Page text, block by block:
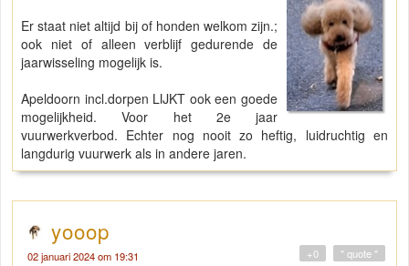
Er staat niet altijd bij of honden welkom zijn.;
ook niet of alleen verblijf gedurende de
jaarwisseling mogelijk is.
Apeldoorn incl.dorpen LIJKT ook een goede
mogelijkheid. Voor het 2e jaar
vuurwerkverbod. Echter nog nooit zo heftig, luidruchtig en
langdurig vuurwerk als in andere jaren.
yooop
02 januari 2024 om 19:31 " quote "
+0